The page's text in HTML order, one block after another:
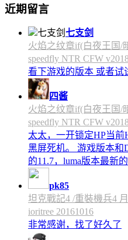
近期留言
七支剑
火焰之纹章if(白夜王国/
speedfly NTR CFW
看下游戏的版本 或者试
四酱
火焰之纹章if(白夜王国/
speedfly NTR CFW
太太，一开锁定HP当前
黑屏死机。 游戏版本
的11.7，luma版本最新
pk85
坦克戰記4 /重裝機兵4
ioritree 20161016
非常感谢，找了好久了